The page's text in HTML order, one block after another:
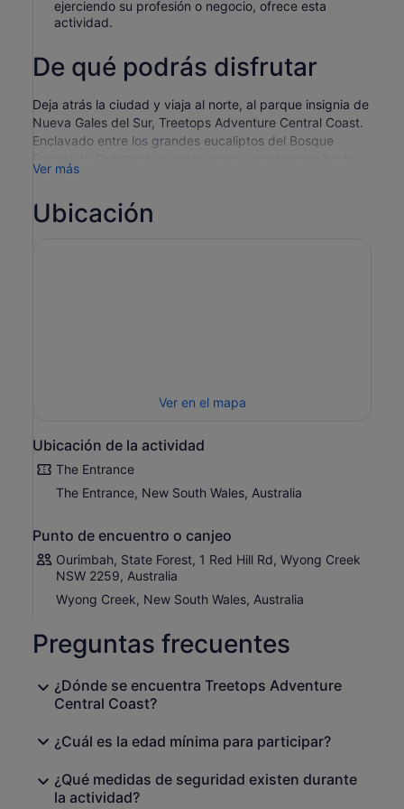
ejerciendo su profesión o negocio, ofrece esta
actividad.
De qué podrás disfrutar
Deja atrás la ciudad y viaja al norte, al parque insignia de
Nueva Gales del Sur, Treetops Adventure Central Coast.
Enclavado entre los grandes eucaliptos del Bosque
un día entero dando vueltas. Adecuado para mayores de
Prepárate para un día de aventuras repleto de acción en
Ver más
Ubicación
Ver en el mapa
Ubicación de la actividad
The Entrance
The Entrance, New South Wales, Australia
Punto de encuentro o canjeo
Ourimbah, State Forest, 1 Red Hill Rd, Wyong Creek
NSW 2259, Australia
Wyong Creek, New South Wales, Australia
Preguntas frecuentes
¿Dónde se encuentra Treetops Adventure
Central Coast?
¿Cuál es la edad mínima para participar?
¿Qué medidas de seguridad existen durante
la actividad?